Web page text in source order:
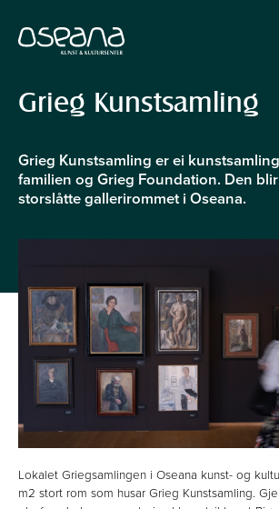
innhold
navigasjon
Grieg Kunstsamling
Grieg Kunstsamling er ei
familien og Grieg Foundation. Den
storslåtte gallerirommet i Oseana.
Lokalet Griegsamlingen i Oseana kunst- og
m2 stort rom som husar Grieg Kunstsamling.